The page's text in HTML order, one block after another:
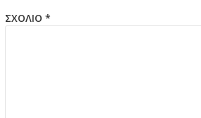
ΣΧΌΛΙΟ *